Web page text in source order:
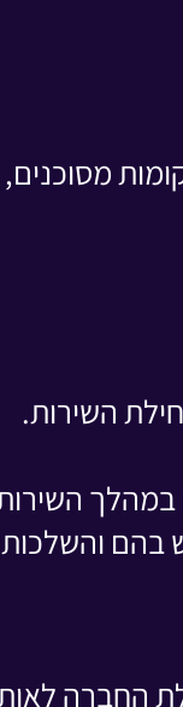
מסוכנים,
השירות.
במהלך
בהם
החברה